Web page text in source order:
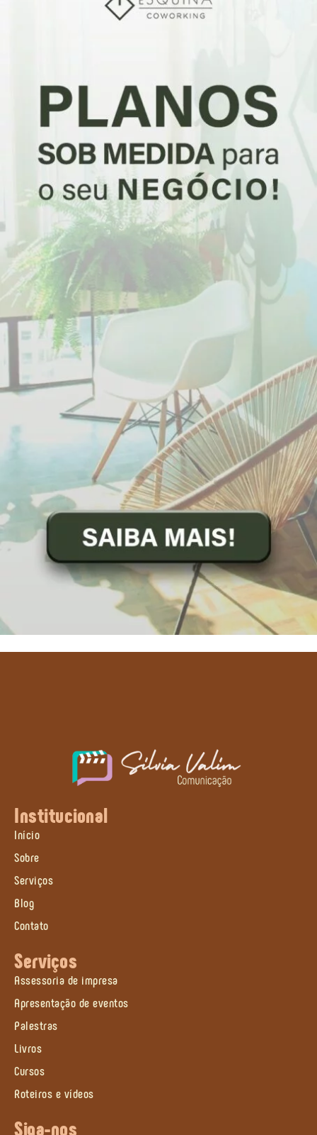
Institucional
Início
Sobre
Serviços
Blog
Contato
Serviços
Assessoria de impresa
Apresentação de eventos
Palestras
Livros
Cursos
Roteiros e vídeos
Siga-nos